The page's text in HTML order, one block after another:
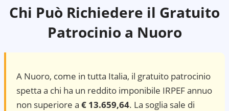
Chi Può Richiedere il Gratuito
Patrocinio a Nuoro
A Nuoro, come in tutta Italia, il gratuito patrocinio
spetta a chi ha un reddito imponibile IRPEF annuo
non superiore a € 13.659,64. La soglia sale di